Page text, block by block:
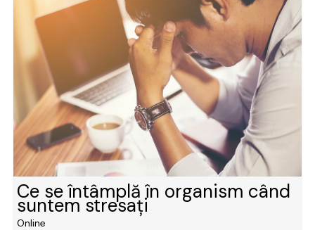
Ce se întâmplă în organism când
suntem stresaţi
Online